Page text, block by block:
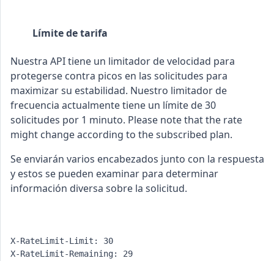
Límite de tarifa
Nuestra API tiene un limitador de velocidad para
protegerse contra picos en las solicitudes para
maximizar su estabilidad. Nuestro limitador de
frecuencia actualmente tiene un límite de 30
solicitudes por 1 minuto. Please note that the rate
might change according to the subscribed plan.
Se enviarán varios encabezados junto con la respuesta
y estos se pueden examinar para determinar
información diversa sobre la solicitud.
X-RateLimit-Limit: 30
X-RateLimit-Remaining: 29